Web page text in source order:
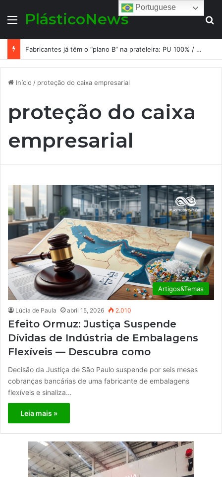
MenuPlásticoNews
Fabricantes já têm o “plano B” na prateleira: PU 100% / NC-free existe, mas ainda é pouco usado: a hora é transformar isso em projeto de resiliência
Início / proteção do caixa empresarial
proteção do caixa
empresarial
Artigos&Temas
Lúcia de Paula abril 15, 2026 2.010
Efeito Ormuz: Justiça Suspende
Dívidas de Indústria de Embalagens
Flexíveis — Descubra como
Decisão da Justiça de São Paulo suspende por seis meses
cobranças bancárias de uma fabricante de embalagens
flexíveis e sinaliza…
Leia mais »
Portuguese